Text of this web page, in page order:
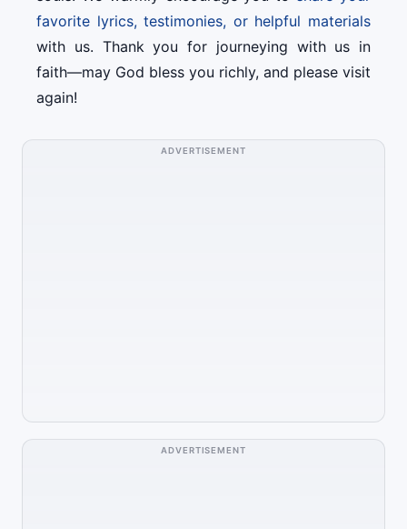
favorite lyrics, testimonies, or helpful materials
with us. Thank you for journeying with us in
faith—may God bless you richly, and please visit
again!
ADVERTISEMENT
ADVERTISEMENT